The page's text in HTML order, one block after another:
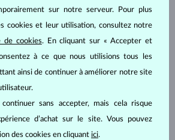
sur notre serveur. Pour plus
cookies et leur utilisation, consultez notre
de cookies. En cliquant sur « Accepter et
à ce que nous utilisions tous les
ainsi de continuer à améliorer notre site
sans accepter, mais cela risque
d’achat sur le site. Vous pouvez
des cookies en cliquant ici.